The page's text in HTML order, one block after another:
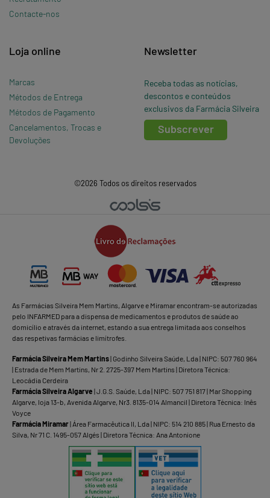
Contacte-nos
Loja online
Marcas
Métodos de Entrega
Métodos de Pagamento
Cancelamentos, Trocas e
Devoluções
Newsletter
Receba todas as notícias,
descontos e conteúdos
exclusivos da Farmácia Silveira
Subscrever
©2026 Todos os direitos reservados
As Farmácias Silveira Mem Martins, Algarve e Miramar encontram-se autorizadas
pelo INFARMED para a dispensa de medicamentos e produtos de saúde ao
domicílio e através da internet, estando a sua entrega limitada aos conselhos
das respetivas farmácias e limítrofes.
Farmácia Silveira Mem Martins| Godinho Silveira Saúde, Lda | NIPC: 507 760 964
| Estrada de Mem Martins, Nr 2. 2725-397 Mem Martins | Diretora Técnica:
Leocádia Cerdeira
Farmácia Silveira Algarve | J.G.S. Saúde, Lda | NIPC: 507 751 817 | Mar Shopping
Algarve, loja 13-b, Avenida Algarve, Nr3. 8135-014 Almancil | Diretora Técnica: Inês
Voyce
Farmácia Miramar| Área Farmacêutica II, Lda | NIPC: 514 210 885 | Rua Ernesto da
Silva, Nr 71 C. 1495-057 Algés | Diretora Técnica: Ana Antonione